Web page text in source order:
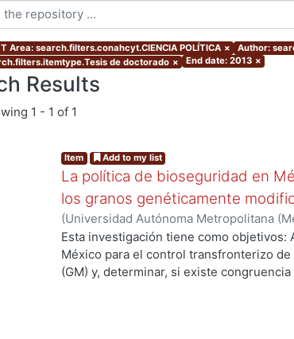
Area: search.filters.conahcyt.CIENCIA POLÍTICA × Author:
de doctorado × End date: 2013 ×
Results
1 - 1 of 1
Item Add to my list
La política de bioseguridad en
los granos genéticamente
(Universidad Autónoma Metropolitana
de Servicios de Información.,2013-10-30
Esta investigación tiene como objetivos:
México para el control transfronterizo
(GM) y, determinar, si existe